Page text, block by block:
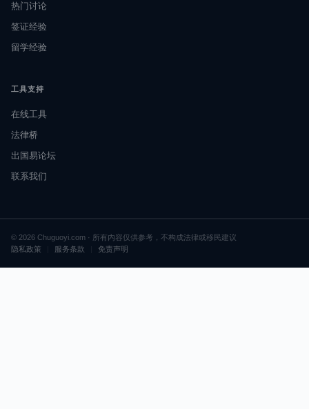
热门讨论
签证经验
留学经验
工具支持
在线工具
法律桥
出国易论坛
联系我们
© 2026 Chuguoyi.com · 所有内容仅供参考，不构成法律或移民建议
隐私政策
服务条款 免责声明